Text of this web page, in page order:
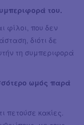
του.
φίλοι, που δεν
διότι δε
τη συμπεριφορά
ωμός παρά
πετούσε κακίες.